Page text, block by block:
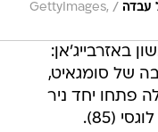
עבדה /
GettyImages,
באזרבייג'אן:
של סומגאיט,
אצלה פתחו יחד ניר